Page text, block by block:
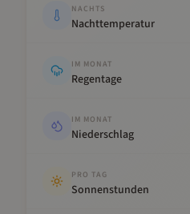
NACHTS
Nachttemperatur
IM MONAT
Regentage
IM MONAT
Niederschlag
PRO TAG
Sonnenstunden